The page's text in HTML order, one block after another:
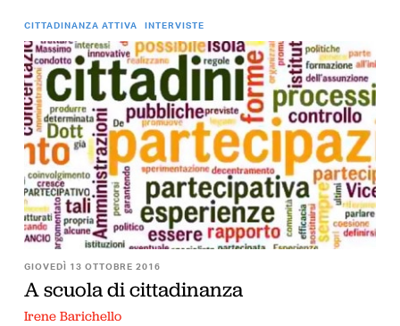
CITTADINANZA ATTIVA INTERVISTE
GIOVEDÌ 13 OTTOBRE 2016
A scuola di cittadinanza
Irene Barichello